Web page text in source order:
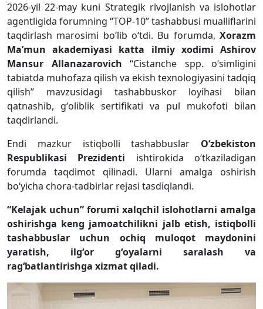
2026-yil 22-may kuni Strategik rivojlanish va islohotlar
agentligida forumning “TOP-10” tashabbusi mualliflarini
taqdirlash marosimi boʻlib oʻtdi. Bu forumda, Xorazm
Maʼmun akademiyasi katta ilmiy xodimi Ashirov
Mansur Allanazarovich “Cistanche spp. oʻsimligini
tabiatda muhofaza qilish va ekish texnologiyasini tadqiq
qilish” mavzusidagi tashabbuskor loyihasi bilan
qatnashib, gʻoliblik sertifikati va pul mukofoti bilan
taqdirlandi.
Endi mazkur istiqbolli tashabbuslar Oʻzbekiston
Respublikasi Prezidenti ishtirokida oʻtkaziladigan
forumda taqdimot qilinadi. Ularni amalga oshirish
boʻyicha chora-tadbirlar rejasi tasdiqlandi.
“Kelajak uchun” forumi xalqchil islohotlarni amalga
oshirishga keng jamoatchilikni jalb etish, istiqbolli
tashabbuslar uchun ochiq muloqot maydonini
yaratish, ilg‘or g‘oyalarni saralash va
rag‘batlantirishga xizmat qiladi.